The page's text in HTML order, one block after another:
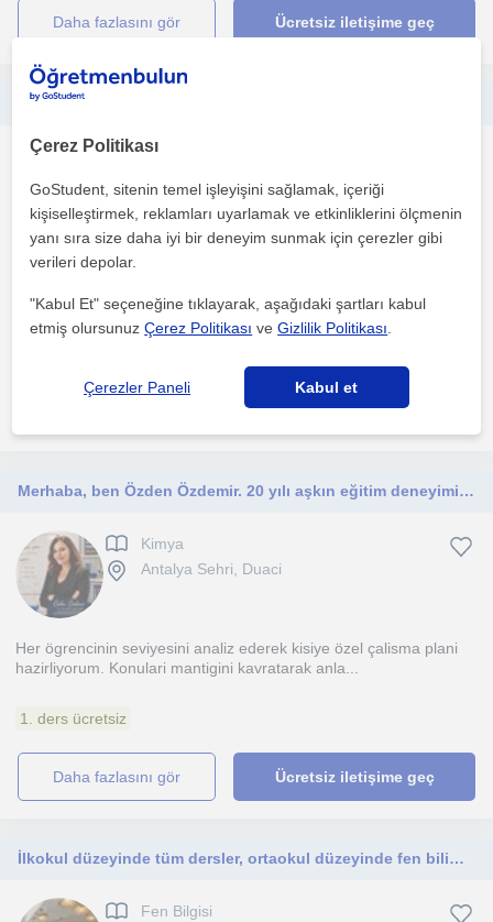
daha fazlasını gör Ücretsiz iletişime geç
Kimya
Antalya Sehri
Kimya bölümünden yeni mezun oldum. Egitimim sirasinda
ay ...
Ücretsiz iletişime geç
Merhaba, ben Özden Özdemir. 20 yılı aşkın eğitim deneyimine sahip kimya öğretmeniyim. TYT, AYT ve lise duzeyinde calisiyorum
Kimya
Antalya Sehri, Duaci
Her ögrencinin seviyesini analiz ederek kisiye özel çalisma plani
hazirliyorum. Konulari mantigini kavratarak anla...
1. ders ücretsiz
daha fazlasını gör Ücretsiz iletişime geç
İlkokul düzeyinde tüm dersler, ortaokul düzeyinde fen bilimleri ve ingilizce , lise düzeyinde fizik kimya biyoloji
Fen Bilgisi
Çerez Politikası
GoStudent, sitenin temel işleyişini sağlamak, içeriği
kişiselleştirmek, reklamları uyarlamak ve etkinliklerini ölçmenin
yanı sıra size daha iyi bir deneyim sunmak için çerezler gibi
verileri depolar.
"Kabul Et" seçeneğine tıklayarak, aşağıdaki şartları kabul
etmiş olursunuzÇerez Politikası veGizlilik Politikası
Çerezler Paneli Kabul et